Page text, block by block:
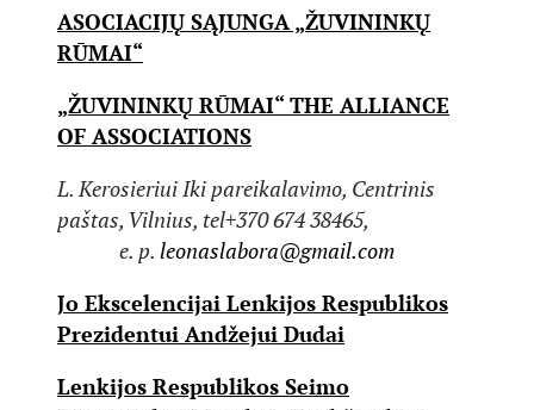
ASOCIACIJŲ SĄJUNGA „ŽUVININKŲ
RŪMAI“
„ŽUVININKŲ RŪMAI“ THE ALLIANCE
OF ASSOCIATIONS
L. Kerosieriui Iki pareikalavimo, Centrinis
paštas, Vilnius, tel+370 674 38465,
e. p. leonaslabora@gmail.com
Jo Ekscelencijai Lenkijos Respublikos
Prezidentui Andžejui Dudai
Lenkijos Respublikos Seimo